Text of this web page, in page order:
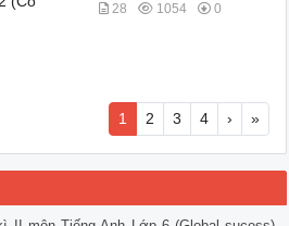
28 1054 0
1 2 3 4 › »